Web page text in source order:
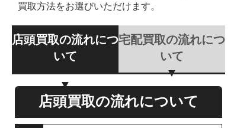
買取方法をお選びいただけます。
店頭買取の流れにつ
いて
宅配買取の流れにつ
いて
店頭買取の流れについて